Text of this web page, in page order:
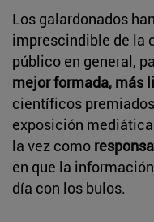
Los galardonados
imprescindible de la
público en general,
mejor formada, más
científicos
exposición
la vez como
en que la
día con los bulos.